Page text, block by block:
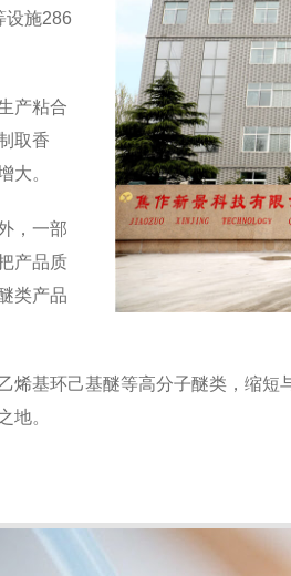
设施286
产粘合
取香
大。
，一部
产品质
类产品
基环己基醚等高分子醚类，缩
地。